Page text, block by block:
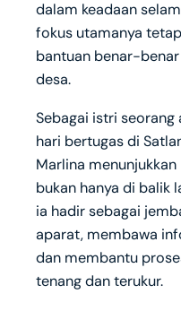
dalam keadaan
fokus utamanya
bantuan benar-
desa.
Sebagai istri
hari bertugas di
Marlina
bukan hanya di balik
ia hadir sebagai
aparat, membawa
dan membantu
tenang dan terukur.